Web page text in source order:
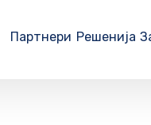
Партнери Решенија